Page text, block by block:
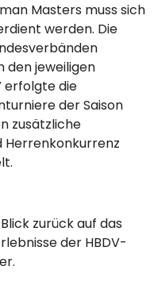
Masters muss sich
werden. Die
den jeweiligen
erfolgte die
der Saison
zusätzliche
zurück auf das
der HBDV-